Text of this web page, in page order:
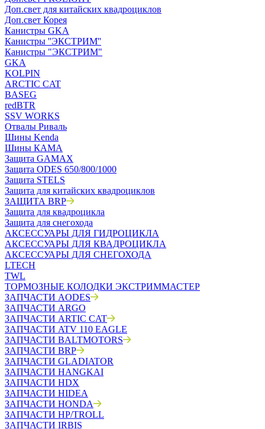
Доп.свет для китайских квадроциклов
Доп.свет Корея
Канистры GKA
Канистры ''ЭКСТРИМ''
Канистры "ЭКСТРИМ"
GKA
KOLPIN
ARCTIC CAT
BASEG
redBTR
SSV WORKS
Отвалы Риваль
Шины Kenda
Шины КАМА
Защита GAMAX
Защита ODES 650/800/1000
Защита STELS
Защита для китайских квадроциклов
ЗАЩИТА BRP
Защита для квадроцикла
Защита для снегохода
АКСЕССУАРЫ ДЛЯ ГИДРОЦИКЛА
АКСЕССУАРЫ ДЛЯ КВАДРОЦИКЛА
АКСЕССУАРЫ ДЛЯ СНЕГОХОДА
LTECH
TWL
ТОРМОЗНЫЕ КОЛОДКИ ЭКСТРИММАСТЕР
ЗАПЧАСТИ AODES
ЗАПЧАСТИ ARGO
ЗАПЧАСТИ ARTIC CAT
ЗАПЧАСТИ ATV 110 EAGLE
ЗАПЧАСТИ BALTMOTORS
ЗАПЧАСТИ BRP
ЗАПЧАСТИ GLADIATOR
ЗАПЧАСТИ HANGKAI
ЗАПЧАСТИ HDX
ЗАПЧАСТИ HIDEA
ЗАПЧАСТИ HONDA
ЗАПЧАСТИ HP/TROLL
ЗАПЧАСТИ IRBIS